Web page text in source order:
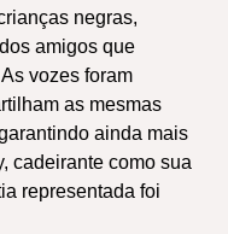
negras,
amigos que
vozes foram
as mesmas
ainda mais
cadeirante como sua
representada foi